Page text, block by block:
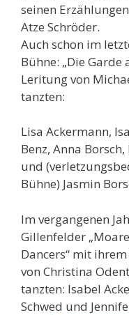
seinen
Atze Schröder.
Auch schon im
Bühne: „Die
Leritung von
tanzten:
Lisa Ackermann,
Benz, Anna
und
Bühne) Jasmin
Im vergangenen
Gillenfelder
Dancers“ mit
von Christina
tanzten: Isabel
Schwed und